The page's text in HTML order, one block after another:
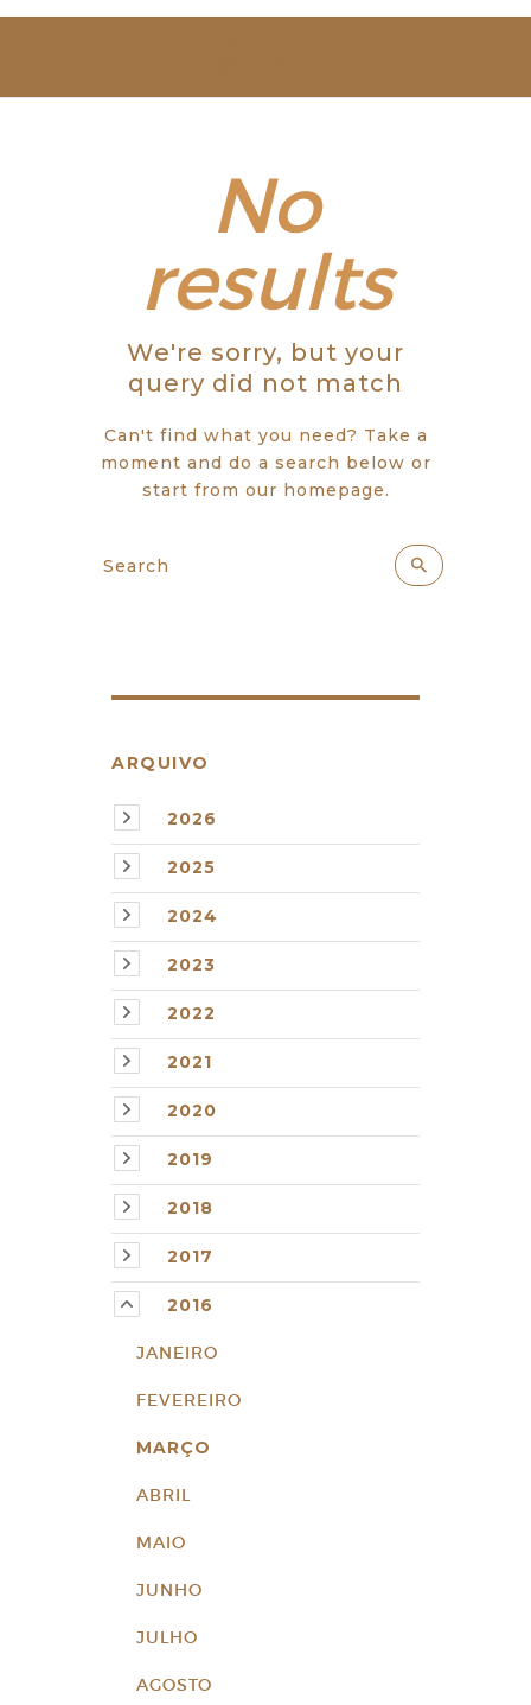
ESTUDAR
NOTÍCIAS
GALERIA
CONTACTOS
No
results
We're sorry, but your
query did not match
Can't find what you need? Take a
moment and do a search below or
start from our homepage.
ARQUIVO
2026
2025
2024
2023
2022
2021
2020
2019
2018
2017
2016
JANEIRO
FEVEREIRO
MARÇO
ABRIL
MAIO
JUNHO
JULHO
AGOSTO